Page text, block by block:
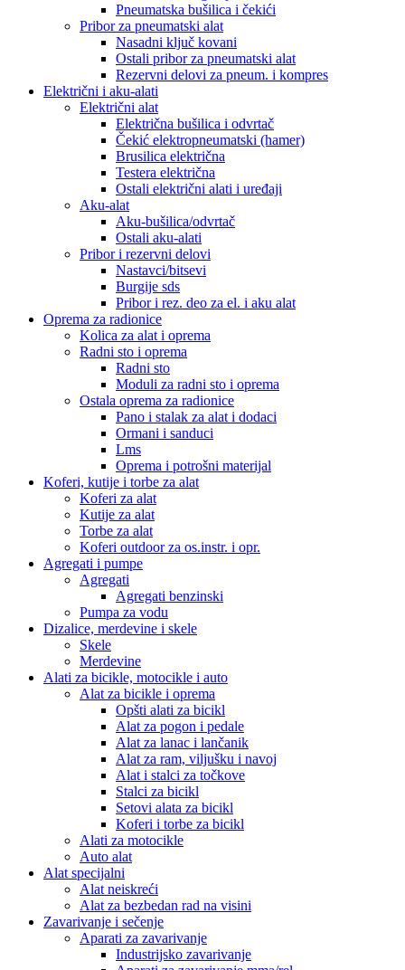
Pneumatska bušilica i čekići
Pribor za pneumatski alat
Nasadni ključ kovani
Ostali pribor za pneumatski alat
Rezervni delovi za pneum. i kompres
Električni i aku-alati
Električni alat
Električna bušilica i odvrtač
Čekić elektropneumatski (hamer)
Brusilica električna
Testera električna
Ostali električni alati i uređaji
Aku-alat
Aku-bušilica/odvrtač
Ostali aku-alati
Pribor i rezervni delovi
Nastavci/bitsevi
Burgije sds
Pribor i rez. deo za el. i aku alat
Oprema za radionice
Kolica za alat i oprema
Radni sto i oprema
Radni sto
Moduli za radni sto i oprema
Ostala oprema za radionice
Pano i stalak za alat i dodaci
Ormani i sanduci
Lms
Oprema i potrošni materijal
Koferi, kutije i torbe za alat
Koferi za alat
Kutije za alat
Torbe za alat
Koferi outdoor za os.instr. i opr.
Agregati i pumpe
Agregati
Agregati benzinski
Pumpa za vodu
Dizalice, merdevine i skele
Skele
Merdevine
Alati za bicikle, motocikle i auto
Alat za bicikle i oprema
Opšti alati za bicikl
Alat za pogon i pedale
Alat za lanac i lančanik
Alat za ram, viljušku i navoj
Alat i stalci za točkove
Stalci za bicikl
Setovi alata za bicikl
Koferi i torbe za bicikl
Alati za motocikle
Auto alat
Alat specijalni
Alat neiskreći
Alat za bezbedan rad na visini
Zavarivanje i sečenje
Aparati za zavarivanje
Industrijsko zavarivanje